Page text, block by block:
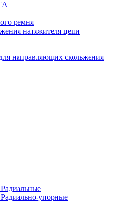
ремня
натяжителя цепи
направляющих скольжения
упорные